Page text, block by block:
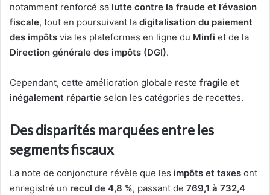
notamment renforcé sa lutte contre la fraude et l’évasion
fiscale, tout en poursuivant la digitalisation du paiement
des impôts via les plateformes en ligne du Minfi et de la
Direction générale des impôts (DGI).
Cependant, cette amélioration globale reste fragile et
inégalement répartie selon les catégories de recettes.
Des disparités marquées entre les
segments fiscaux
La note de conjoncture révèle que les impôts et taxes ont
enregistré un recul de 4,8 %, passant de 769,1 à 732,4